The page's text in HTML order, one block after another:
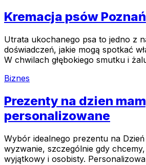
Kremacja psów Poznań
Utrata ukochanego psa to jedno z
doświadczeń, jakie mogą spotkać
W chwilach głębokiego smutku i
Biznes
Prezenty na dzien
personalizowane
Wybór idealnego prezentu na
wyzwanie, szczególnie gdy
wyjątkowy i osobisty.